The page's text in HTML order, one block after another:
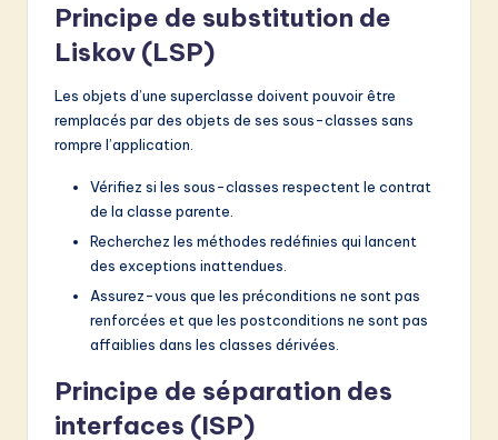
Principe de substitution de
Liskov (LSP)
Les objets d’une superclasse doivent pouvoir être
remplacés par des objets de ses sous-classes sans
rompre l’application.
Vérifiez si les sous-classes respectent le contrat
de la classe parente.
Recherchez les méthodes redéfinies qui lancent
des exceptions inattendues.
Assurez-vous que les préconditions ne sont pas
renforcées et que les postconditions ne sont pas
affaiblies dans les classes dérivées.
Principe de séparation des
interfaces (ISP)